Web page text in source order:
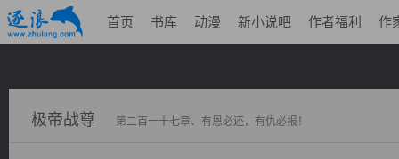
首页 书库 动漫 新小说吧 作者福利 作
极帝战尊 第二百一十七章、有恩必还，有仇必报！